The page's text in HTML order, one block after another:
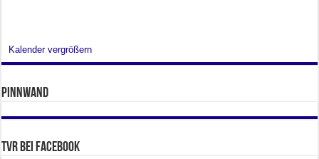
Kalender vergrößern
Pinnwand
TVR bei facebook